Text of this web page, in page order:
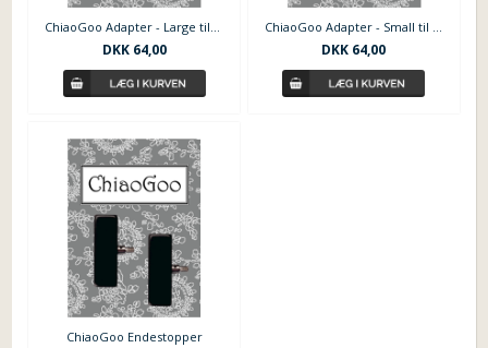
DKK 64,00 DKK 64,00
ChiaoGoo Endestopper